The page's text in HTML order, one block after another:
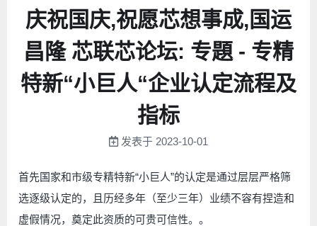
庆祝国庆,祝愿芯想事成,国运
昌隆 芯联芯论坛: 专題 - 专精
特新“小巨人“企业认定流程及
指标
发表于 2023-10-01
首先国家和市级专精特新“小巨人”的认定是通过层层严格筛
选逐级认定的，且历经多年（至少三年）业绩不容有捏造和
虚假情况，奠定此资质的可贵可信性。。